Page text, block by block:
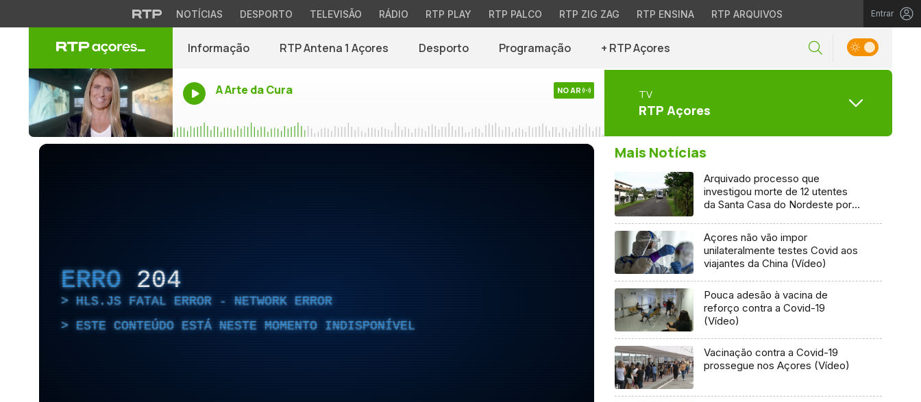
NOTÍCIAS DESPORTO TELEVISÃO RÁDIO RTP PLAY RTP PALCO RTP ZIG ZAG RTP ENSINA RTP ARQUIVOS Entrar
Informação RTP Antena 1 Açores Desporto Programação + RTP Açores
A Arte da Cura NO AR TV
RTP Açores
ERRO 204
HLS.JS FATAL ERROR - NETWORK ERROR
ESTE CONTEÚDO ESTÁ NESTE MOMENTO INDISPONÍVEL
Mais Notícias
Arquivado processo que
investigou morte de 12 utentes
da Santa Casa do Nordeste por
Açores não vão impor
unilateralmente testes Covid aos
viajantes da China (Vídeo)
Pouca adesão à vacina de
reforço contra a Covid-19
(Vídeo)
Vacinação contra a Covid-19
prossegue nos Açores (Vídeo)